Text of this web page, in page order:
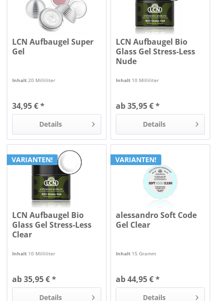
LCN Aufbaugel Super
Gel
Inhalt20 Milliliter
34,95 € *
Details
LCN Aufbaugel Bio
Glass Gel Stress-Less
Nude
Inhalt 10 Milliliter
ab 35,95 € *
Details
VARIANTEN!
LCN Aufbaugel Bio
Glass Gel Stress-Less
Clear
Inhalt 10 Milliliter
ab 35,95 € *
Details
VARIANTEN!
alessandro Soft Code
Gel Clear
Inhalt 15 Gramm
ab 44,95 € *
Details